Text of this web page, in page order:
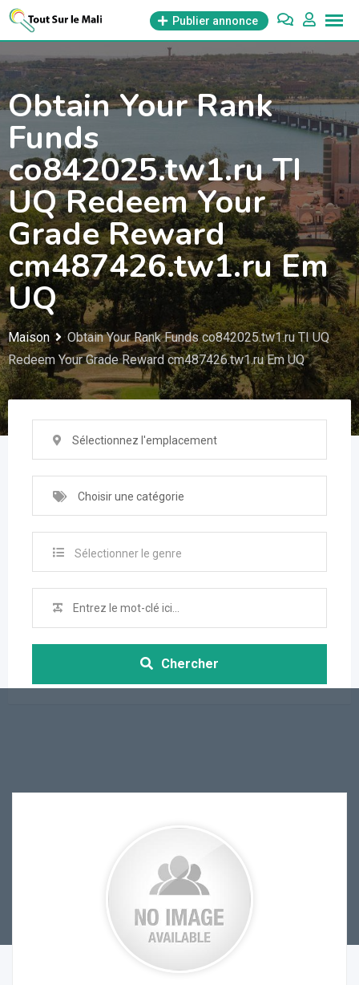
Aller
Publier annonce
Obtain Your Rank
Funds
co842025.tw1.ru TI
UQ Redeem Your
Grade Reward
cm487426.tw1.ru Em
UQ
Maison
Obtain Your Rank Funds co842025.tw1.ru TI UQ
Redeem Your Grade Reward cm487426.tw1.ru Em UQ
Sélectionnez l'emplacement
Choisir une catégorie
Sélectionner le genre
Chercher